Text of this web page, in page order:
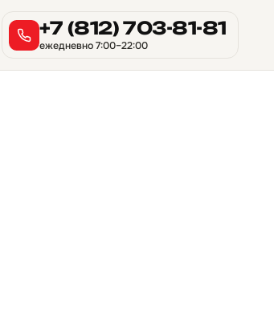
+7 (812) 703-81-81
ежедневно 7:00–22:00